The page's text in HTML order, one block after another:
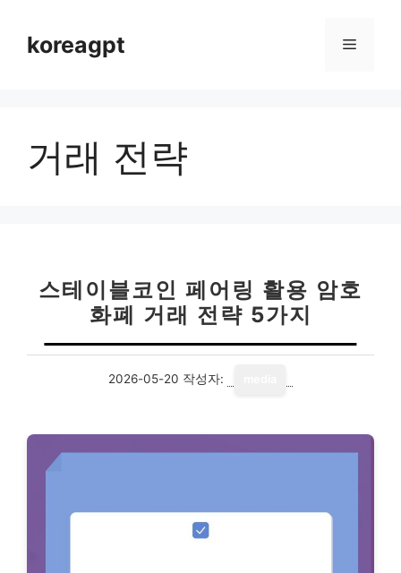
koreagpt 메
거래 전략
스테이블코인 페어링 활용 암호
화폐 거래 전략 5가지
2026-05-20 작성자: